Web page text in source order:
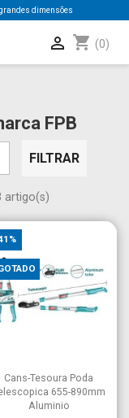
dimensões
shopping_cart (0)

FPB
FILTRAR
artigo(s)
Vista rápida
Cans-Tesoura Poda
655-890mm
Aluminio